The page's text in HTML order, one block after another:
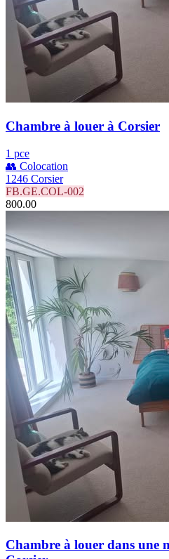
Chambre à louer à Corsier
1 pce
👥 Colocation
1246 Corsier
FB.GE.COL-002
800.00
Chambre à louer dans une